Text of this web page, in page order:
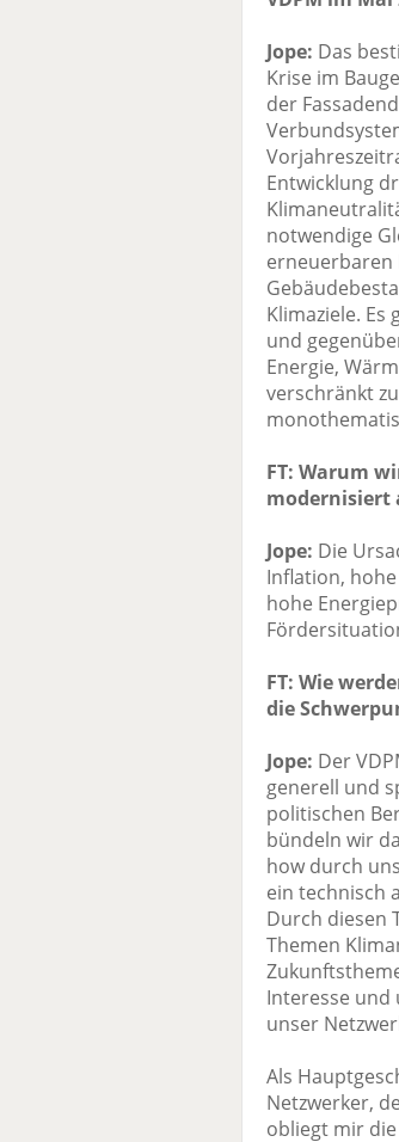
Jope: Das
Krise im
der
Entwicklung
notwendige
erneuerbaren
Klimaziele.
und
Energie,
verschränkt
FT: Warum
modernisiert
Jope: Die
Inflation,
hohe
FT: Wie
die
Jope: Der
generell und
politischen
bündeln wir
how durch
ein technisch
Durch diesen
Themen
Interesse und
unser
Als
Netzwerker,
obliegt mir